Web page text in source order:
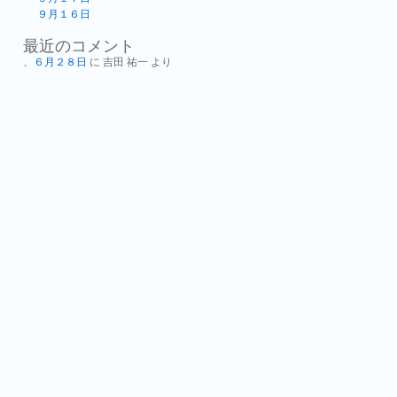
９月１６日
最近のコメント
、６月２８日 に 吉田 祐一 より